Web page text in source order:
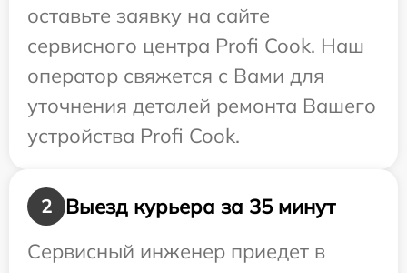
оставьте заявку на сайте
сервисного центра Profi Cook. Наш
оператор свяжется с Вами для
уточнения деталей ремонта Вашего
устройства Profi Cook.
2
Выезд курьера за 35 минут
Сервисный инженер приедет в